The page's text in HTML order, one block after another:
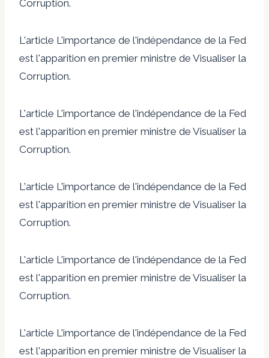
Corruption.
L'article L'importance de l'indépendance de la Fed
est l'apparition en premier ministre de Visualiser la
Corruption.
L'article L'importance de l'indépendance de la Fed
est l'apparition en premier ministre de Visualiser la
Corruption.
L'article L'importance de l'indépendance de la Fed
est l'apparition en premier ministre de Visualiser la
Corruption.
L'article L'importance de l'indépendance de la Fed
est l'apparition en premier ministre de Visualiser la
Corruption.
L'article L'importance de l'indépendance de la Fed
est l'apparition en premier ministre de Visualiser la